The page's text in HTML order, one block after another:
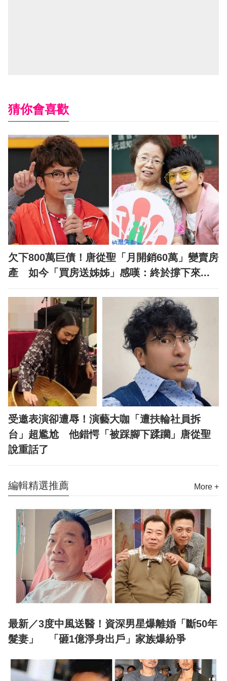
猜你會喜歡
欠下800萬巨債！唐從聖「月開銷60萬」變賣房
產 如今「買房送姊姊」感嘆：終於撐下來...
受邀表演卻遭辱！演藝大咖「遭扶輪社員拆
台」超尷尬 他錯愕「被踩腳下蹂躪」唐從聖
說重話了
編輯精選推薦 More +
最新／3度中風送醫！資深男星爆離婚「斷50年
髮妻」 「砸1億淨身出戶」家族爆紛爭